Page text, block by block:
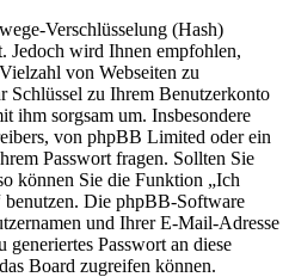
Verschlüsselung (Hash)
Jedoch wird Ihnen empfohlen,
von Webseiten zu
Schlüssel zu Ihrem Benutzerkonto
ihm sorgsam um. Insbesondere
von phpBB Limited oder ein
Passwort fragen. Sollten Sie
können Sie die Funktion „Ich
benutzen. Die phpBB-Software
und Ihrer E-Mail-Adresse
generiertes Passwort an diese
Board zugreifen können.